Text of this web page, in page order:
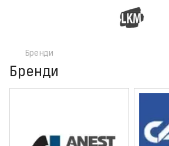
Бренди
Бренди